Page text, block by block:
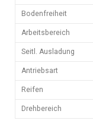
Bodenfreiheit
Arbeitsbereich
Seitl. Ausladung
Antriebsart
Reifen
Drehbereich